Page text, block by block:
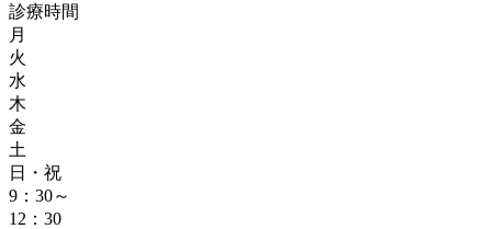
診療時間
月
火
水
木
金
土
日・祝
9：30～
12：30